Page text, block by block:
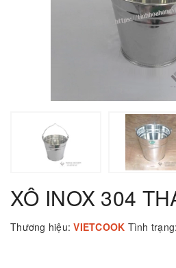
XÔ INOX 304
Thương hiệu: VIETCOOK Tình trạng: